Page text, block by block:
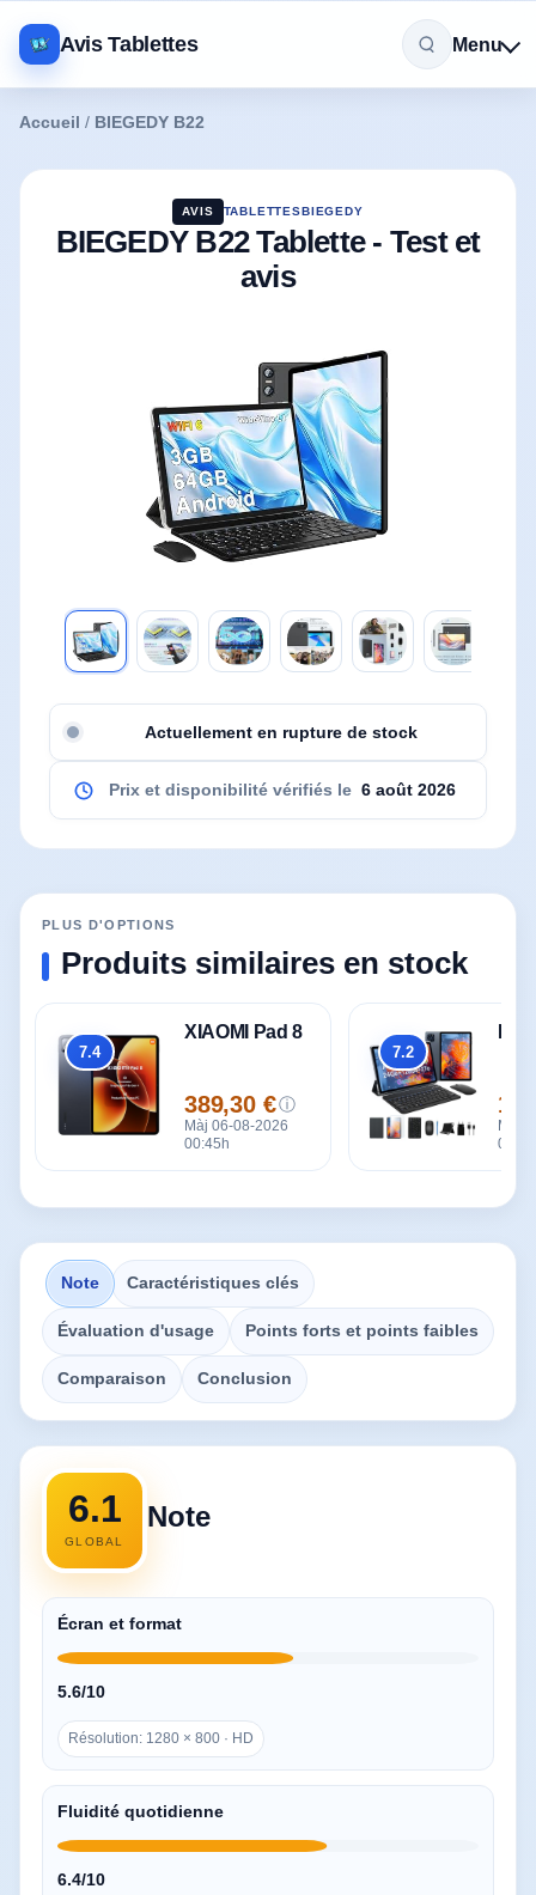
Avis Tablettes Menu
Accueil / BIEGEDY B22
AVIS TABLETTESBIEGEDY
BIEGEDY B22 Tablette - Test et
avis
Actuellement en rupture de stock
Prix et disponibilité vérifiés le 6 août 2026
PLUS D'OPTIONS
Produits similaires en stock
Global
7.4
XIAOMI Pad 8
Prix
389,30 € ⓘ
Màj 06-08-2026
00:45h
Global
7.2
Prix
Màj
Note Caractéristiques clés
Évaluation d'usage Points forts et points faibles
Comparaison Conclusion
6.1
GLOBAL
Note
Écran et format
5.6/10
Résolution: 1280 × 800 · HD
Fluidité quotidienne
6.4/10